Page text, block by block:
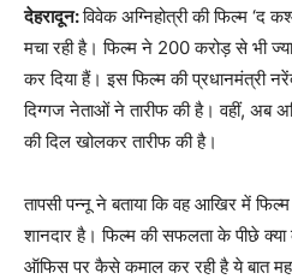
देहरादून:विवेक अग्निहोत्री की फिल्म ‘द
मचा रही है। फिल्म ने 200 करोड़ से भी
कर दिया हैं। इस फिल्म की प्रधानमंत्री
दिग्‍गज नेताओं ने तारीफ की है। वहीं, अब
की दिल खोलकर तारीफ की है।
तापसी पन्नू ने बताया कि वह आखिर में
शानदार है। फिल्म की सफलता के पीछे क्या
ऑफिस पर कैसे कमाल कर रही है ये बात